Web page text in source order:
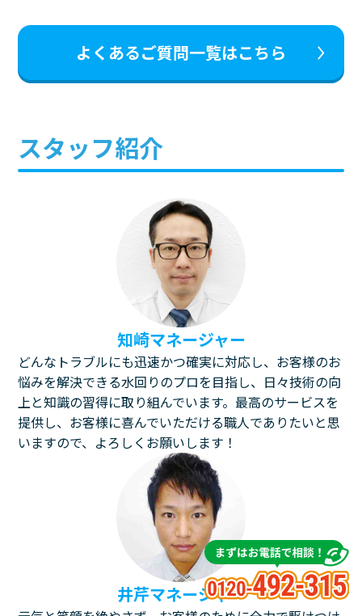
よくあるご質問一覧はこちら
スタッフ紹介
知崎マネージャー
どんなトラブルにも迅速かつ確実に対応し、お客様のお
悩みを解決できる水回りのプロを目指し、日々技術の向
上と知識の習得に取り組んでいます。最高のサービスを
提供し、お客様に喜んでいただける職人でありたいと思
いますので、よろしくお願いします！
井芹マネージャー